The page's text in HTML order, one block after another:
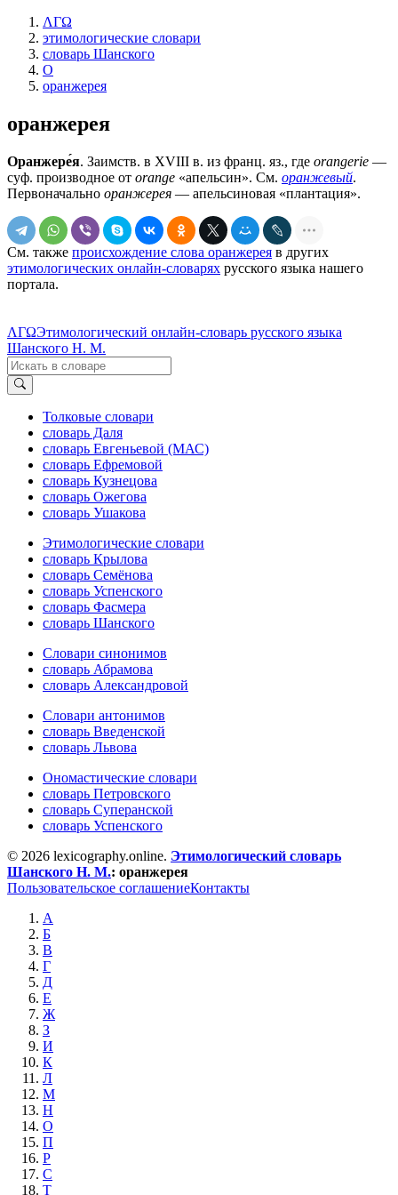
ΛΓΩ
этимологические словари
словарь Шанского
О
оранжерея
оранжерея
Оранжере́я. Заимств. в XVIII в. из франц. яз., где orangerie —
суф. производное от orange «апельсин». См. оранжевый.
Первоначально оранжерея — апельсиновая «плантация».
См. также происхождение слова оранжерея в других
этимологических онлайн-словарях русского языка нашего
портала.
ΛΓΩЭтимологический онлайн-словарь русского языка
Шанского Н. М.
Толковые словари
словарь Даля
словарь Евгеньевой (МАС)
словарь Ефремовой
словарь Кузнецова
словарь Ожегова
словарь Ушакова
Этимологические словари
словарь Крылова
словарь Семёнова
словарь Успенского
словарь Фасмера
словарь Шанского
Словари синонимов
словарь Абрамова
словарь Александровой
Словари антонимов
словарь Введенской
словарь Львова
Ономастические словари
словарь Петровского
словарь Суперанской
словарь Успенского
© 2026 lexicography.online. Этимологический словарь
Шанского Н. М.: оранжерея
Пользовательское соглашениеКонтакты
А
Б
В
Г
Д
Е
Ж
З
И
К
Л
М
Н
О
П
Р
С
Т